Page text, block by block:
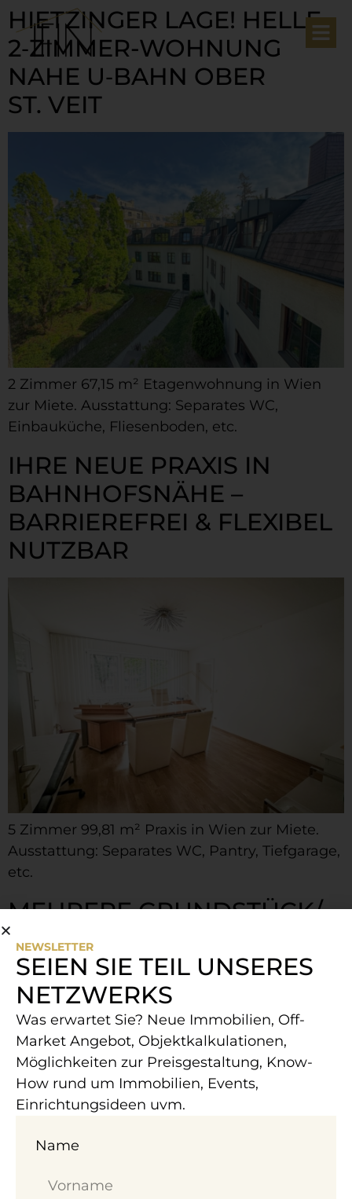
HIETZINGER LAGE! HELLE
2‑ZIMMER-​WOHNUNG
NAHE U‑BAHN OBER
ST. VEIT
2 Zimmer 67,15 m² Etagenwohnung in Wien
zur Miete. Ausstattung: Separates WC,
Einbauküche, Fliesenboden, etc.
IHRE NEUE PRAXIS IN
BAHNHOFSNÄHE –
BARRIEREFREI & FLEXIBEL
NUTZBAR
5 Zimmer 99,81 m² Praxis in Wien zur Miete.
Ausstattung: Separates WC, Pantry, Tiefgarage,
etc.
MEHRERE GRUNDSTÜCK/​
LAGERHALLEN PRO M2 ZU
VERMIETEN! JETZT
ANFRAGEN
NEWSLETTER
SEIEN SIE TEIL UNSERES
NETZWERKS
Was erwartet Sie? Neue Immobilien, Off-
Market Angebot, Objektkalkulationen,
Möglichkeiten zur Preisgestaltung, Know-
How rund um Immobilien, Events,
Einrichtungsideen uvm.
Name